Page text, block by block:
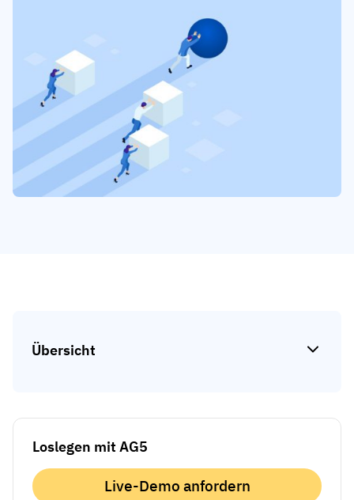
Kompetenzlücken-Analysen
Schulungseffektivität
Compliance-Dashboards
Prognosen & Trends
Canpack
Vista
19. März 2026
Schluss mit dem Hinterherlaufen, automatisieren Sie
mit AG5 Workflows
Übersicht
Loslegen mit AG5
Live-Demo anfordern